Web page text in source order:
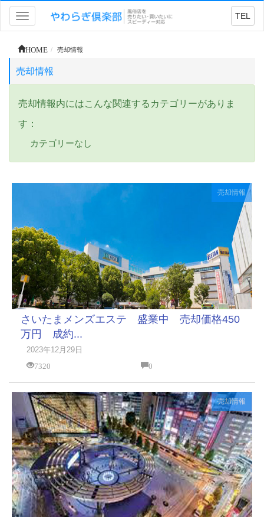
Toggle
navigation
TEL
HOME 売却情報
売却情報
売却情報内にはこんな関連するカテゴリーがありま
す：
カテゴリーなし
売却情報
さいたまメンズエステ 盛業中 売却価格450
万円 成約...
2023年12月29日
7320
0
売却情報